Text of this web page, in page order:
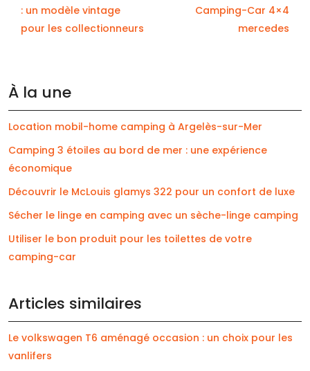
: un modèle vintage
pour les collectionneurs
Camping-Car 4×4
mercedes
À la une
Location mobil-home camping à Argelès-sur-Mer
Camping 3 étoiles au bord de mer : une expérience
économique
Découvrir le McLouis glamys 322 pour un confort de luxe
Sécher le linge en camping avec un sèche-linge camping
Utiliser le bon produit pour les toilettes de votre
camping-car
Articles similaires
Le volkswagen T6 aménagé occasion : un choix pour les
vanlifers